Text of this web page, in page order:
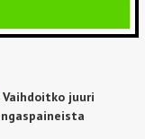
Vaihdoitko juuri